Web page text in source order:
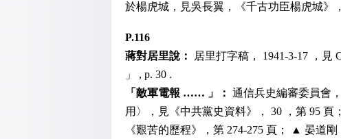
於楊虎城，見吳長翼，《千古功臣楊虎城》
P.116
蔣對居里說：
居里打字稿， 1941-3-17 ，見
」 , p. 30 .
「敵軍電報 …… 」： 通信兵史編審委員會
用〉，見《中共黨史資料》， 30 ，第 95
《艱苦的歷程》，第 274-275 頁； ▲ 晏道